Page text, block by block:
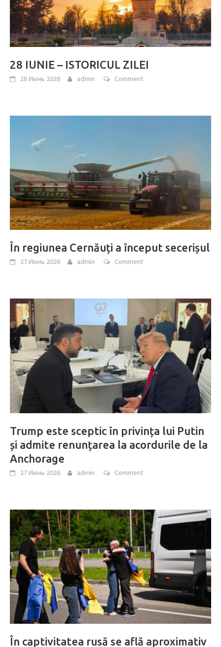
28 IUNIE – ISTORICUL ZILEI
28 Июнь 2026 admin Comment
În regiunea Cernăuți a început secerișul
27 Июнь 2026 admin Comment
Trump este sceptic în privința lui Putin
și admite renunțarea la acordurile de la
Anchorage
27 Июнь 2026 admin Comment
În captivitatea rusă se află aproximativ